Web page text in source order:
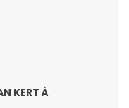
KERT À